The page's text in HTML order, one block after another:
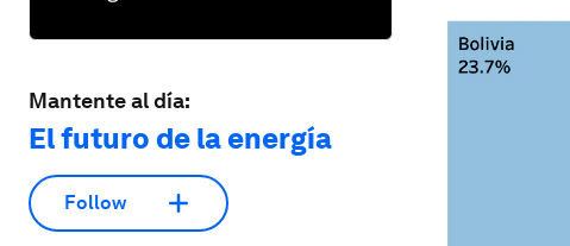
Mantente al día:
El futuro de la energía
Follow